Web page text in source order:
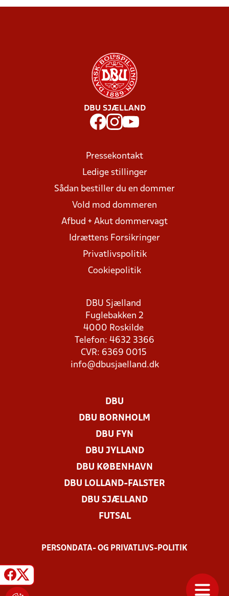
DBU SJÆLLAND
Pressekontakt
Ledige stillinger
Sådan bestiller du en dommer
Vold mod dommeren
Afbud + Akut dommervagt
Idrættens Forsikringer
Privatlivspolitik
Cookiepolitik
DBU Sjælland
Fuglebakken 2
4000 Roskilde
Telefon: 4632 3366
CVR: 6369 0015
info@dbusjaelland.dk
DBU
DBU BORNHOLM
DBU FYN
DBU JYLLAND
DBU KØBENHAVN
DBU LOLLAND-FALSTER
DBU SJÆLLAND
FUTSAL
PERSONDATA- OG PRIVATLIVS-POLITIK